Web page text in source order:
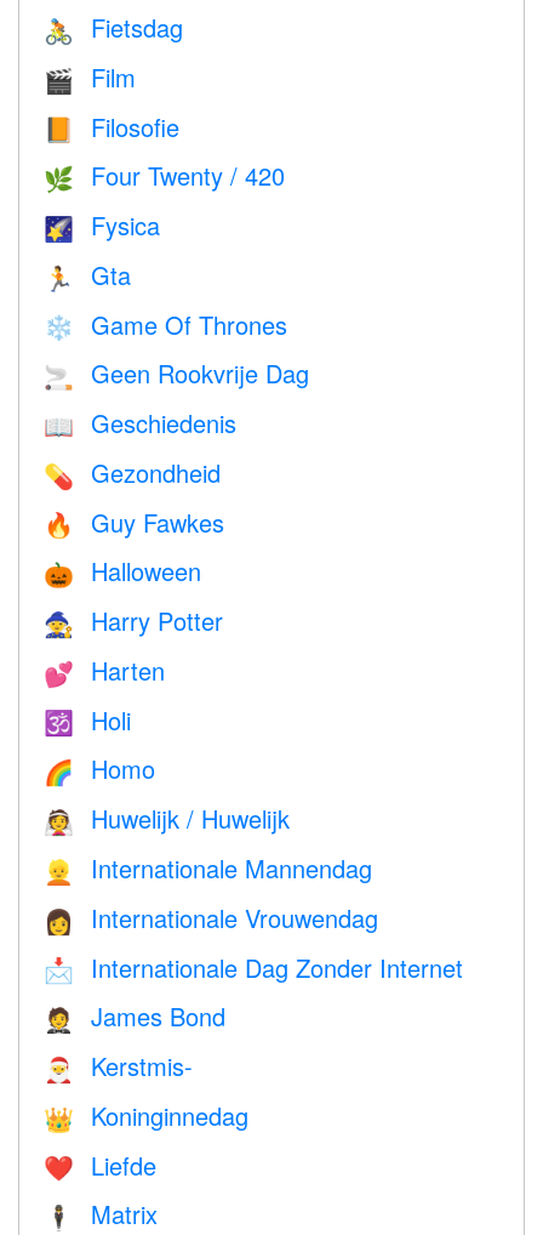
🚴 Fietsdag
🎬 Film
📙 Filosofie
🌿 Four Twenty / 420
🌠 Fysica
🏃 Gta
❄️ Game Of Thrones
🚬 Geen Rookvrije Dag
📖 Geschiedenis
💊 Gezondheid
🔥 Guy Fawkes
🎃 Halloween
🧙 Harry Potter
💕 Harten
🕉 Holi
🌈 Homo
👰 Huwelijk / Huwelijk
👱 Internationale Mannendag
👩 Internationale Vrouwendag
📩 Internationale Dag Zonder Internet
🤵 James Bond
🎅 Kerstmis-
👑 Koninginnedag
❤️️ Liefde
🕴️ Matrix